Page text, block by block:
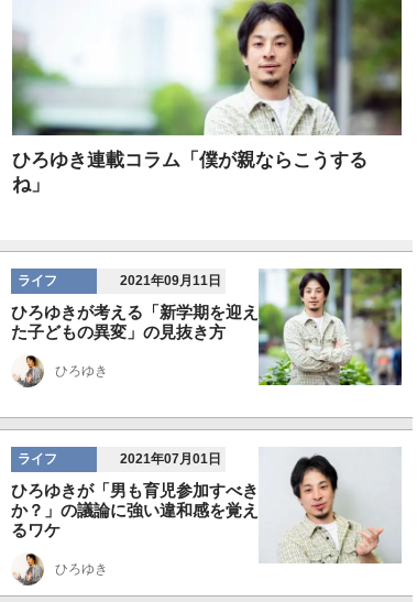
ひろゆき連載コラム「僕が親ならこうする
ね」
ライフ 2021年09月11日
ひろゆきが考える「新学期を迎え
た子どもの異変」の見抜き方
ひろゆき
ライフ 2021年07月01日
ひろゆきが「男も育児参加すべき
か？」の議論に強い違和感を覚え
るワケ
ひろゆき